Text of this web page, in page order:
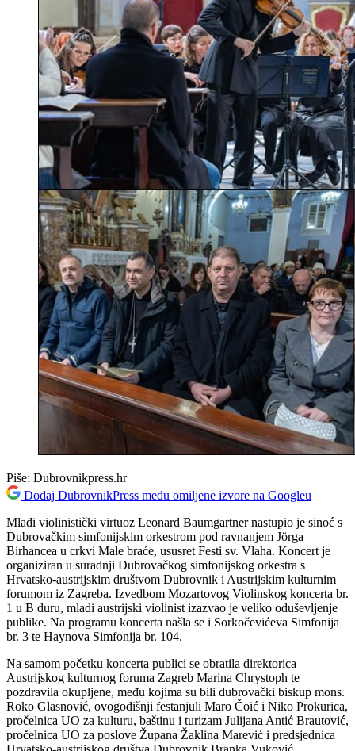
Piše: Dubrovnikpress.hr
Dodaj DubrovnikPress među omiljene izvore na Googleu
Mladi violinistički virtuoz Leonard Baumgartner nastupio je sinoć s
Dubrovačkim simfonijskim orkestrom pod ravnanjem Jörga
Birhancea u crkvi Male braće, ususret Festi sv. Vlaha. Koncert je
organiziran u suradnji Dubrovačkog simfonijskog orkestra s
Hrvatsko-austrijskim društvom Dubrovnik i Austrijskim kulturnim
forumom iz Zagreba. Izvedbom Mozartovog Violinskog koncerta br.
1 u B duru, mladi austrijski violinist izazvao je veliko oduševljenje
publike. Na programu koncerta našla se i Sorkočevićeva Simfonija
br. 3 te Haynova Simfonija br. 104.
Na samom početku koncerta publici se obratila direktorica
Austrijskog kulturnog foruma Zagreb Marina Chrystoph te
pozdravila okupljene, među kojima su bili dubrovački biskup mons.
Roko Glasnović, ovogodišnji festanjuli Maro Čoić i Niko Prokurica,
pročelnica UO za kulturu, baštinu i turizam Julijana Antić Brautović,
pročelnica UO za poslove Župana Žaklina Marević i predsjednica